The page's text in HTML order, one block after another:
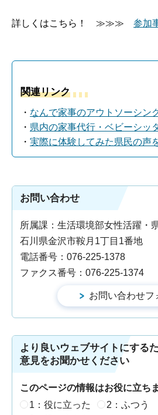
詳しくはこちら！ ≫≫≫ 参加
関連リンク
・ なんで家事のアウトソーシン
・ 県内の家事代行・ベビーシッ
・ 実際に体験してみた県民の声
お問い合わせ
所属課：生活環境部女性活躍・
石川県金沢市鞍月1丁目1番地
電話番号：076-225-1378
ファクス番号：076-225-1374
より良いウェブサイトにする
意見をお聞かせください
このページの情報はお役に立ち
1：役に立った
2：ふつう